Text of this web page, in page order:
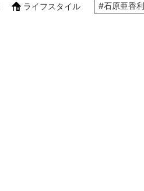
ライフスタイル #石原亜香利